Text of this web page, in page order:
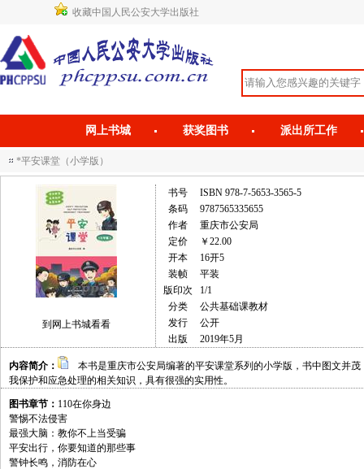
收藏中国人民公安大学出版社
网上书城 获奖图书 派出所工作
*平安课堂（小学版）
到网上书城看看
书号
ISBN 978-7-5653-3565-5
条码
9787565335655
作者
重庆市公安局
定价
￥22.00
开本
16开5
装帧
平装
版印次
1/1
分类
公共基础课教材
发行
公开
出版
2019年5月
内容简介：
本书是重庆市公安局编著的平安课堂系列的小学版，书中图文并
我保护和应急处理的相关知识，具有很强的实用性。
图书章节： 110在你身边
警惕不法侵害
最强大脑：教你不上当受骗
平安出行，你要知道的那些事
警钟长鸣，消防在心